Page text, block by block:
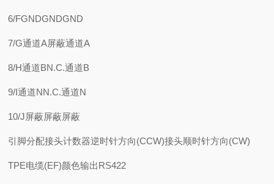
6/FGNDGNDGND
7/G通道A屏蔽通道A
8/H通道BN.C.通道B
9/I通道NN.C.通道N
10/J屏蔽屏蔽屏蔽
引脚分配接头计数器逆时针方向(CCW)接头顺时针方向(CW)
TPE电缆(EF)颜色输出RS422